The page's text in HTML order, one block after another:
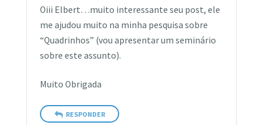
Oiii Elbert…muito interessante seu post, ele
me ajudou muito na minha pesquisa sobre
“Quadrinhos” (vou apresentar um seminário
sobre este assunto).
Muito Obrigada
RESPONDER